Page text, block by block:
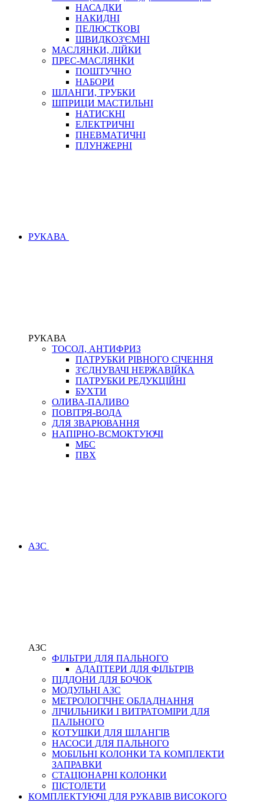
НАСАДКИ
НАКИДНІ
ПЕЛЮСТКОВІ
ШВИДКОЗ'ЄМНІ
МАСЛЯНКИ, ЛІЙКИ
ПРЕС-МАСЛЯНКИ
ПОШТУЧНО
НАБОРИ
ШЛАНГИ, ТРУБКИ
ШПРИЦИ МАСТИЛЬНІ
НАТИСКНІ
ЕЛЕКТРИЧНІ
ПНЕВМАТИЧНІ
ПЛУНЖЕРНІ
РУКАВА
РУКАВА
ТОСОЛ, АНТИФРИЗ
ПАТРУБКИ РІВНОГО СІЧЕННЯ
З'ЄДНУВАЧІ НЕРЖАВІЙКА
ПАТРУБКИ РЕДУКЦІЙНІ
БУХТИ
ОЛИВА-ПАЛИВО
ПОВІТРЯ-ВОДА
ДЛЯ ЗВАРЮВАННЯ
НАПІРНО-ВСМОКТУЮЧІ
МБС
ПВХ
АЗС
АЗС
ФІЛЬТРИ ДЛЯ ПАЛЬНОГО
АДАПТЕРИ ДЛЯ ФІЛЬТРІВ
ПІДДОНИ ДЛЯ БОЧОК
МОДУЛЬНІ АЗС
МЕТРОЛОГІЧНЕ ОБЛАДНАННЯ
ЛІЧИЛЬНИКИ І ВИТРАТОМІРИ ДЛЯ
ПАЛЬНОГО
КОТУШКИ ДЛЯ ШЛАНГІВ
НАСОСИ ДЛЯ ПАЛЬНОГО
МОБІЛЬНІ КОЛОНКИ ТА КОМПЛЕКТИ
ЗАПРАВКИ
СТАЦІОНАРНІ КОЛОНКИ
ПІСТОЛЕТИ
КОМПЛЕКТУЮЧІ ДЛЯ РУКАВІВ ВИСОКОГО